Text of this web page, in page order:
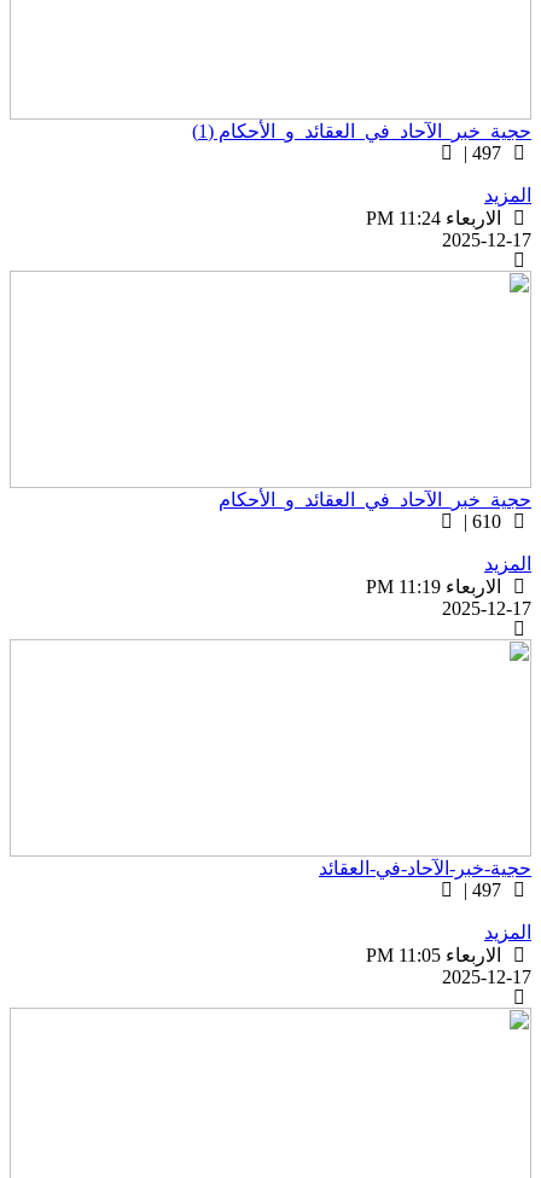
(1)
497 |
الاربعاء PM 11:24
2025-12-
610 |
الاربعاء PM 11:19
2025-12-
خبر-الآحاد-في-العقائد
497 |
الاربعاء PM 11:05
2025-12-